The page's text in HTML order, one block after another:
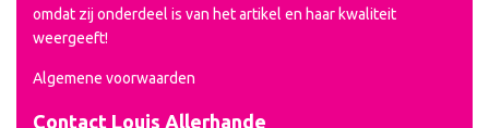
omdat zij onderdeel is van het artikel en haar kwaliteit
weergeeft!
Algemene voorwaarden
Contact Louis Allerhande